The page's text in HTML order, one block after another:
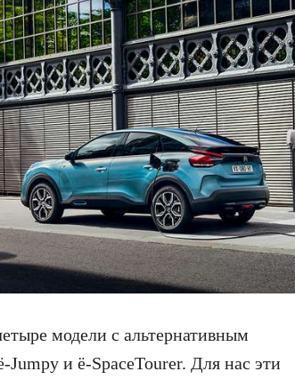
модели с альтернативным
и ë-SpaceTourer. Для нас эти